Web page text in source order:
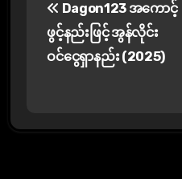
n
Dagon123 အကောင့်
ဖွင့်နည်းဖြင့် အွန်လိုင်း
ဝင်ငွေရှာနည်း (2025)